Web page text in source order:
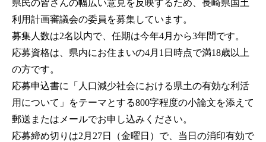
県民の皆さんの幅広い意見を反映するため、長崎県国土
利用計画審議会の委員を募集しています。
募集人数は2名以内で、任期は今年4月から3年間です。
応募資格は、県内にお住まいの4月1日時点で満18歳以上
の方です。
応募申込書に「人口減少社会における県土の有効な利活
用について」をテーマとする800字程度の小論文を添えて
郵送またはメールでお申し込みください。
応募締め切りは2月27日（金曜日）で、当日の消印有効で